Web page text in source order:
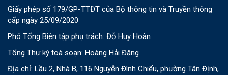
Giấy phép số 179/GP-TTĐT của Bộ thông tin và Truyền thông
cấp ngày 25/09/2020
Phó Tổng Biên tập phụ trách: Đỗ Huy Hoàn
Tổng Thư ký toà soạn: Hoàng Hải Đăng
Địa chỉ: Lầu 2, Nhà B, 116 Nguyễn Đình Chiểu, phường Tân Định,